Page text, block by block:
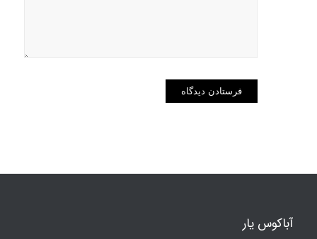
آباکوس یار